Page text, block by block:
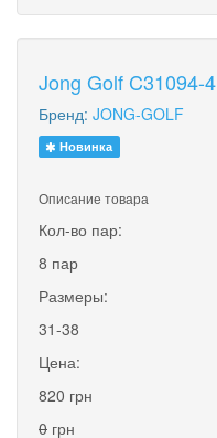
Jong Golf C31094-4
Бренд: JONG-GOLF
Новинка
Описание товара
Кол-во пар:
8 пар
Размеры:
31-38
Цена:
820 грн
0 грн